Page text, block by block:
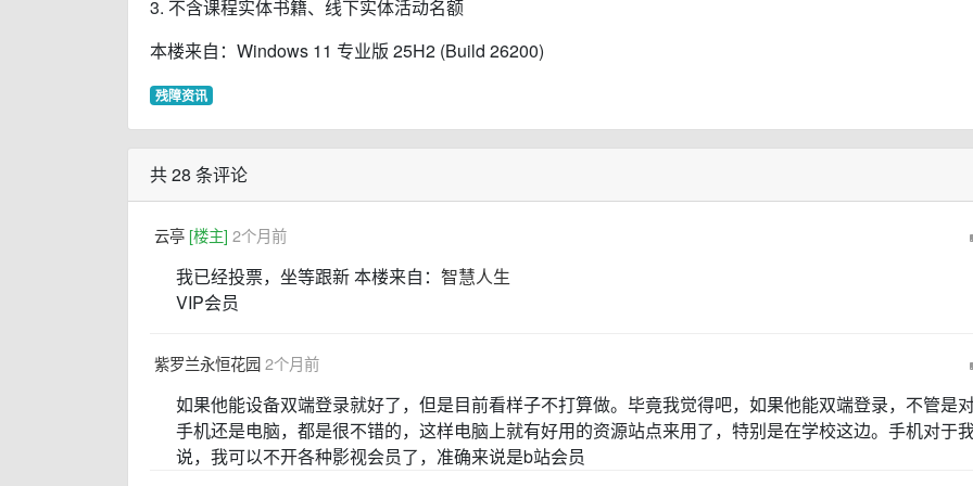
3. 不含课程实体书籍、线下实体活动名额
本楼来自：Windows 11 专业版 25H2 (Build 26200)
残障资讯
共 28 条评论
云亭 [楼主] 2个月前
我已经投票，坐等跟新 本楼来自： 智慧人生
VIP会员
紫罗兰永恒花园2个月前
如果他能设备双端登录就好了，但是目前看样子不打算做。毕竟我觉得吧，如果他能双端登录，不管是
手机还是电脑，都是很不错的，这样电脑上就有好用的资源站点来用了，特别是在学校这边。手机对于
说，我可以不开各种影视会员了，准确来说是b站会员